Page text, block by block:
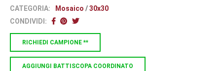
CATEGORIA:
Mosaico /30x30
CONDIVIDI:
RICHIEDI CAMPIONE **
AGGIUNGI BATTISCOPA COORDINATO